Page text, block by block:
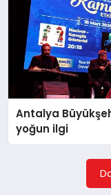
Antalya
yoğun ilgi